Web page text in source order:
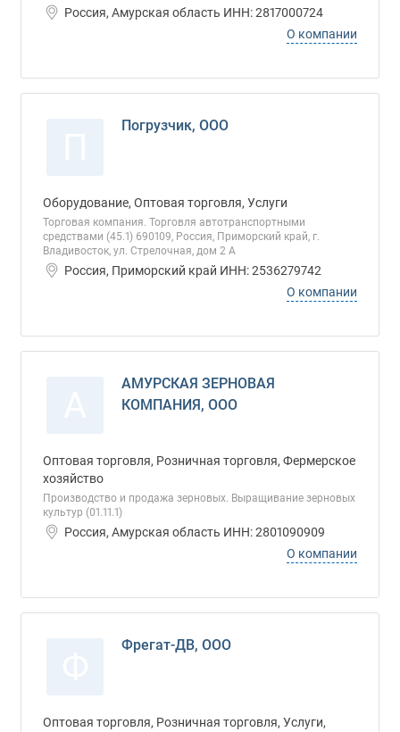
Россия, Амурская область ИНН: 2817000724
О компании
Погрузчик, ООО
Оборудование, Оптовая торговля, Услуги
Торговая компания. Торговля автотранспортными
средствами (45.1) 690109, Россия, Приморский край, г.
Владивосток, ул. Стрелочная, дом 2 А
Россия, Приморский край ИНН: 2536279742
О компании
АМУРСКАЯ ЗЕРНОВАЯ
КОМПАНИЯ, ООО
Оптовая торговля, Розничная торговля, Фермерское
хозяйство
Производство и продажа зерновых. Выращивание зерновых
культур (01.11.1)
Россия, Амурская область ИНН: 2801090909
О компании
Фрегат-ДВ, ООО
Оптовая торговля, Розничная торговля, Услуги,